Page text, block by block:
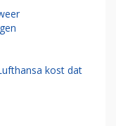
kost dat